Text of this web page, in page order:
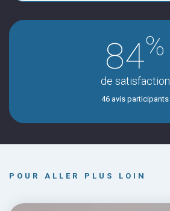
84%
de satisfaction
46 avis participants
POUR ALLER PLUS LOIN